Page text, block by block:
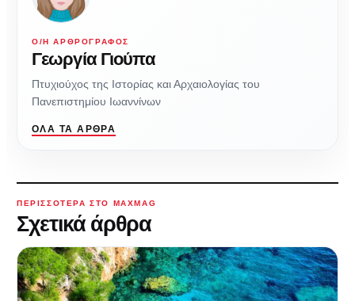
Ο/Η ΑΡΘΡΟΓΡΆΦΟΣ
Γεωργία Γιούπα
Πτυχιούχος της Ιστορίας και Αρχαιολογίας του
Πανεπιστημίου Ιωαννίνων
ΌΛΑ ΤΑ ΆΡΘΡΑ
ΠΕΡΙΣΣΌΤΕΡΑ ΣΤΟ MAXMAG
Σχετικά άρθρα